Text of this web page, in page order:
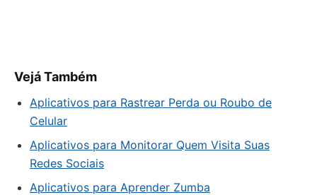
Vejá Também
Aplicativos para Rastrear Perda ou Roubo de
Celular
Aplicativos para Monitorar Quem Visita Suas
Redes Sociais
Aplicativos para Aprender Zumba